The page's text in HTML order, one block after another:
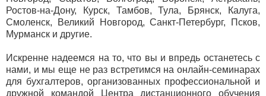
Ростов-на-Дону, Курск, Тамбов, Тула, Брянск, Калуга,
Смоленск, Великий Новгород, Санкт-Петербург, Псков,
Мурманск и другие.
Искренне надеемся на то, что вы и впредь останетесь с
нами, и мы еще не раз встретимся на онлайн-семинарах
для бухгалтеров, организованных профессиональной и
дружной командой Центра дистанционного обучения